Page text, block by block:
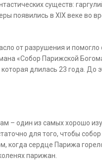
существ:
появились в XIX веке во
от разрушения и
«Собор Парижской
длилась 23 года. До
– один из самых хорошо
для того, чтобы собор
когда сердце Парижа
парижан.